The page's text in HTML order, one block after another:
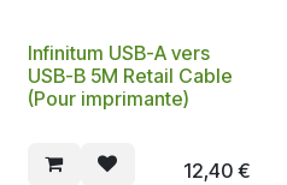
Infinitum USB-A vers
USB-B 5M Retail Cable
(Pour imprimante)
12,40€